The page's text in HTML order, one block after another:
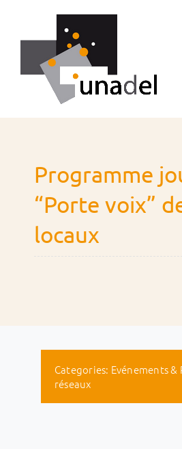
contenu
Programme
“Porte voix”
locaux
Categories: Evénements &
réseaux